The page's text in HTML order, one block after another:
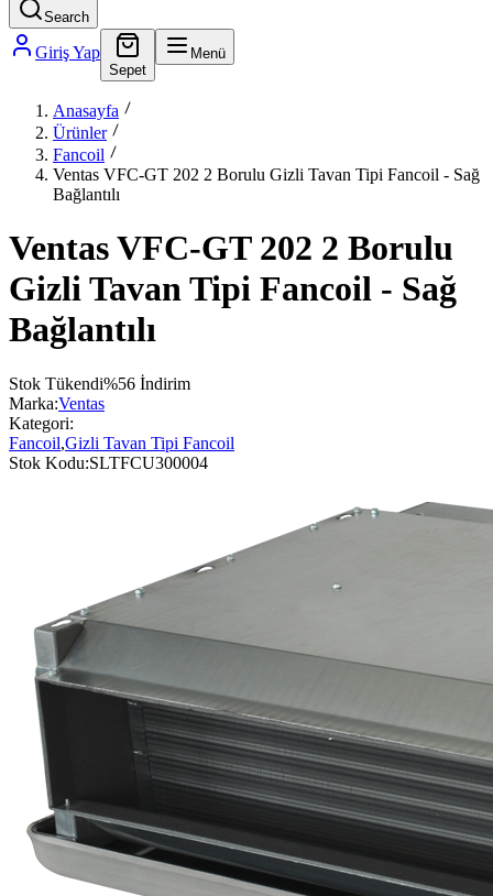
Search
Giriş Yap
Sepet
Menü
Anasayfa
Ürünler
Fancoil
Ventas VFC-GT 202 2 Borulu Gizli Tavan Tipi Fancoil - Sağ
Bağlantılı
Ventas VFC-GT 202 2 Borulu
Gizli Tavan Tipi Fancoil - Sağ
Bağlantılı
Stok Tükendi%56 İndirim
Marka:Ventas
Kategori:
Fancoil,Gizli Tavan Tipi Fancoil
Stok Kodu:SLTFCU300004